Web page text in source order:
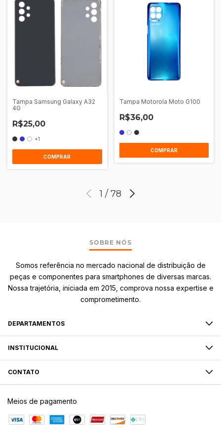
Tampa Samsung Galaxy A32
4G
R$25,00
+1
COMPRAR
Tampa Motorola Moto G100
R$36,00
COMPRAR
1 / 78
SOBRE NÓS
Somos referência no mercado nacional de distribuição de
peças e componentes para smartphones de diversas marcas.
Nossa trajetória, iniciada em 2015, comprova nossa expertise e
comprometimento.
DEPARTAMENTOS
INSTITUCIONAL
CONTATO
Meios de pagamento